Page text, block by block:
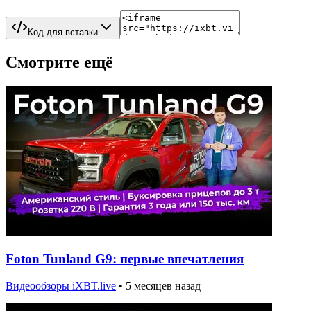
Код для вставки
Смотрите ещё
Foton Tunland G9: первые впечатления
Видеообзоры iXBT.live • 5 месяцев назад